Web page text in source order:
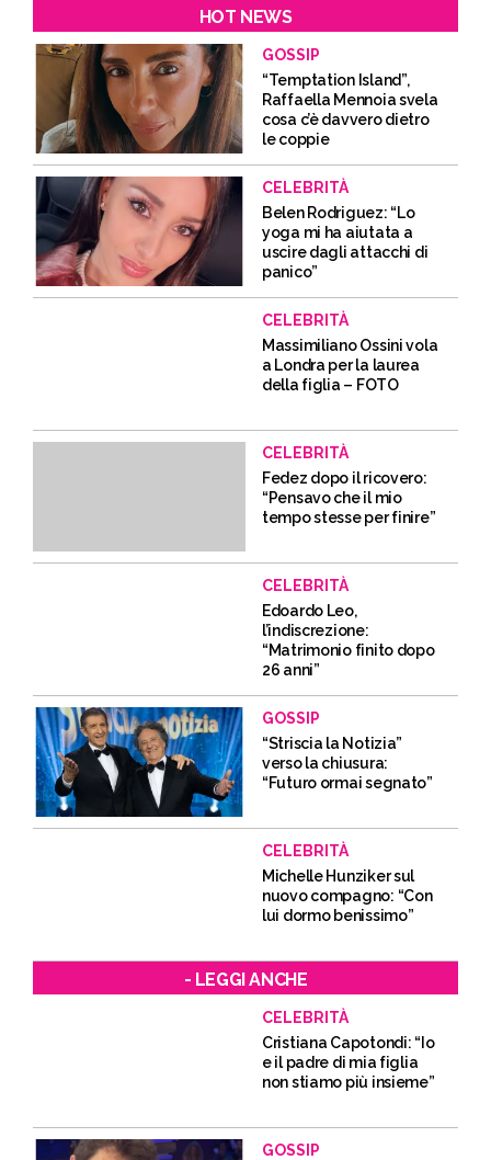
HOT NEWS
GOSSIP
“Temptation Island”,
Raffaella Mennoia svela
cosa c’è davvero dietro
le coppie
CELEBRITÀ
Belen Rodriguez: “Lo
yoga mi ha aiutata a
uscire dagli attacchi di
panico”
CELEBRITÀ
Massimiliano Ossini vola
a Londra per la laurea
della figlia – FOTO
CELEBRITÀ
Fedez dopo il ricovero:
“Pensavo che il mio
tempo stesse per finire”
CELEBRITÀ
Edoardo Leo,
l’indiscrezione:
“Matrimonio finito dopo
26 anni”
GOSSIP
“Striscia la Notizia”
verso la chiusura:
“Futuro ormai segnato”
CELEBRITÀ
Michelle Hunziker sul
nuovo compagno: “Con
lui dormo benissimo”
- LEGGI ANCHE
CELEBRITÀ
Cristiana Capotondi: “Io
e il padre di mia figlia
non stiamo più insieme”
GOSSIP